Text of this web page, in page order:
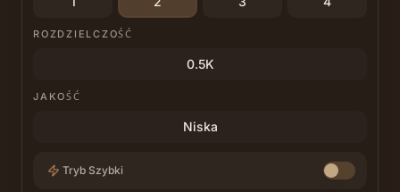
ROZDZIELCZOŚĆ
0.5K
JAKOŚĆ
Niska
Tryb Szybki